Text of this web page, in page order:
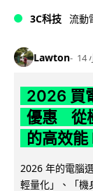
3C科技 流動
Lawton 14
2026 買
優惠 從
的高效能
2026 年的電腦
輕量化」、「機